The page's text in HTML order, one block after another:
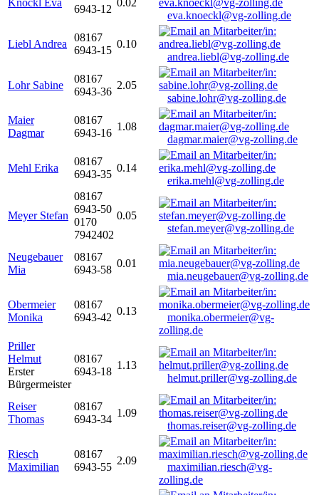
Knöckl Eva
6943-12
0.02
eva.knoeckl@vg-zolling.de
Liebl Andrea
08167
6943-15
0.10
andrea.liebl@vg-zolling.de
Lohr Sabine
08167
6943-36
2.05
sabine.lohr@vg-zolling.de
Maier
Dagmar
08167
6943-16
1.08
dagmar.maier@vg-zolling.de
Mehl Erika
08167
6943-35
0.14
erika.mehl@vg-zolling.de
Meyer Stefan
08167
6943-50
0170
7942402
0.05
stefan.meyer@vg-zolling.de
Neugebauer
Mia
08167
6943-58
0.01
mia.neugebauer@vg-zolling.de
Obermeier
Monika
08167
6943-42
0.13
monika.obermeier@vg-
zolling.de
Priller
Helmut
Erster
Bürgermeister
08167
6943-18
1.13
helmut.priller@vg-zolling.de
Reiser
Thomas
08167
6943-34
1.09
thomas.reiser@vg-zolling.de
Riesch
Maximilian
08167
6943-55
2.09
maximilian.riesch@vg-
zolling.de